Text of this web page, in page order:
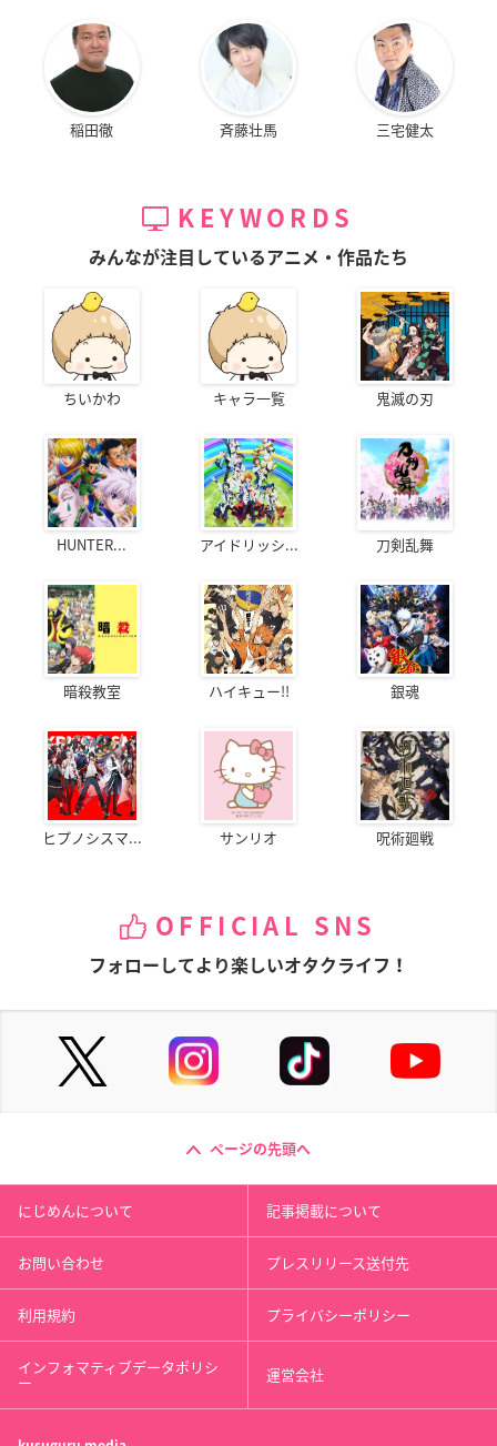
稲田徹 斉藤壮馬 三宅健太
KEYWORDS
みんなが注目しているアニメ・作品たち
ちいかわ キャラ一覧 鬼滅の刃
HUNTER... アイドリッシ... 刀剣乱舞
暗殺教室 ハイキュー!! 銀魂
ヒプノシスマ... サンリオ 呪術廻戦
OFFICIAL SNS
フォローしてより楽しいオタクライフ！
ページの先頭へ
にじめんについて 記事掲載について
お問い合わせ プレスリリース送付先
利用規約 プライバシーポリシー
インフォマティブデータポリシ
ー 運営会社